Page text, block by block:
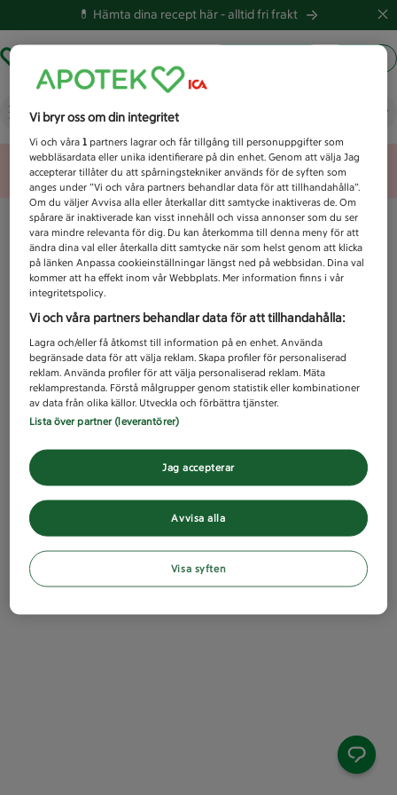
💊 Hämta dina recept här -alltid fri frakt
Vad letar du efter idag?
Unknown error
Vi bryr oss om din integritet
Vi och våra1 partners lagrar och får tillgång till personuppgifter som
webbläsardata eller unika identifierare på din enhet. Genom att välja Jag
accepterar tillåter du att spårningstekniker används för de syften som
anges under ”Vi och våra partners behandlar data för att tillhandahålla”.
Om du väljer Avvisa alla eller återkallar ditt samtycke inaktiveras de. Om
spårare är inaktiverade kan visst innehåll och vissa annonser som du ser
vara mindre relevanta för dig. Du kan återkomma till denna meny för att
ändra dina val eller återkalla ditt samtycke när som helst genom att klicka
på länken Anpassa cookieinställningar längst ned på webbsidan. Dina val
kommer att ha effekt inom vår Webbplats. Mer information finns i vår
integritetspolicy.
Vi och våra partners behandlar data för att tillhandahålla:
Lagra och/eller få åtkomst till information på en enhet. Använda
begränsade data för att välja reklam. Skapa profiler för personaliserad
reklam. Använda profiler för att välja personaliserad reklam. Mäta
reklamprestanda. Förstå målgrupper genom statistik eller kombinationer
av data från olika källor. Utveckla och förbättra tjänster.
Lista över partner (leverantörer)
Avvisa alla
Jag accepterar
Visa syften